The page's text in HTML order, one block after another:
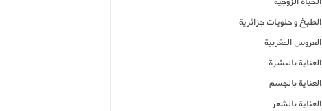
الطبخ و حلويات جزائرية
العروس المغربية
العناية بالبشرة
العناية بالجسم
العناية بالشعر